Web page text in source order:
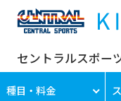
セントラルスポー
種目・料金